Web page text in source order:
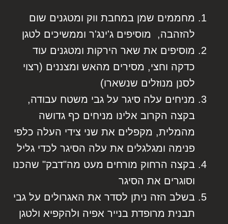
מחממים שמן במחבת ווק ומטגנים שום
להזהבה, מוסיפים ג'ינג'ר וממשיכים לטגן
מוסיפים את שאר הירקות ומטגנים עוד
כדקה וחצי, מסירים מהאש ומצננים (רצוי
לסנן מנוזלים שנשארו)
מניחים עלה סיגר על גבי משטח עבודה,
בקצה הקרוב אלינו מניחים כף גדושה
מהמלית, מקפלים את שני צידי העלה כלפי
פנימה ומגלגלים את עלה הסיגר לכדי גליל
בקצה הרחוק מורחים מעט מה"דבק" שהכנו
וסוגרים את הסיגר
בשלב הזה ניתן לסדר את האגרולים על גבי
תבנית מרופדת בנייר אפיה ולהקפיא ולטגן